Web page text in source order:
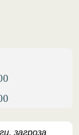
загроза